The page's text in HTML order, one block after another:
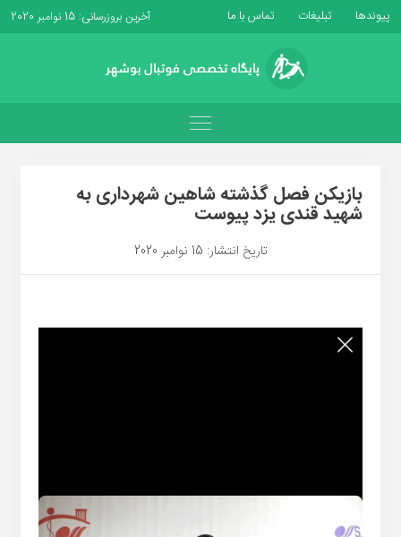
پیوندها تبلیغات تماس با ما آخرین بروزرسانی: 15 نوامبر 2020
بازیکن فصل گذشته شاهین شهرداری به
شهید قندی یزد پیوست
تاریخ انتشار: 15 نوامبر 2020